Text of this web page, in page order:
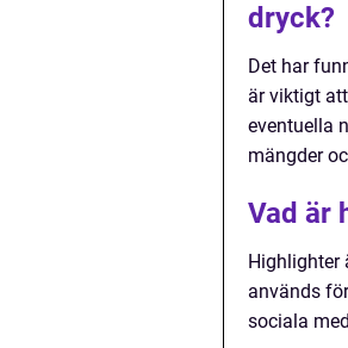
dryck?
Det har
är viktigt
eventuella
mängder
Vad är
Highlighter
används
sociala